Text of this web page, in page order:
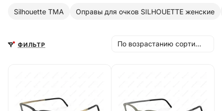
Silhouette TMA Оправы для очков SILHOUETTE женские
ФИЛЬТР По возрастанию сортировки